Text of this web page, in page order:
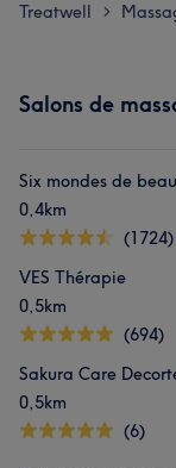
Treatwell >
Salons de
Six mondes de
0,4km
(1724)
VES Thérapie
0,5km
(694)
Sakura Care
0,5km
(6)